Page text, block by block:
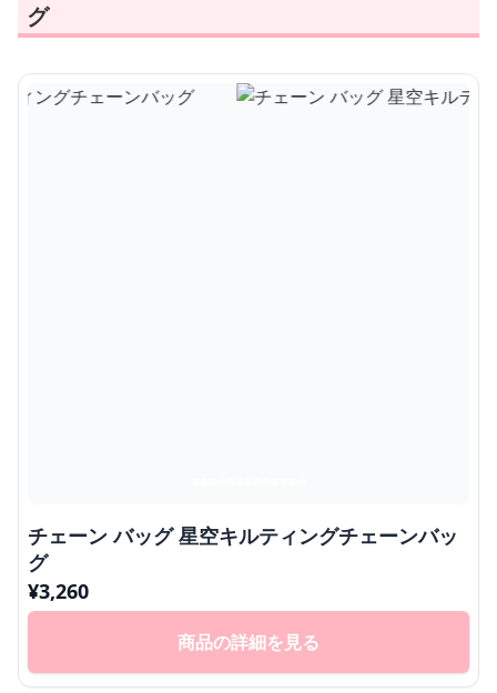
グ
チェーン バッグ 星空キルティングチェーンバッ
グ
¥3,260
商品の詳細を見る